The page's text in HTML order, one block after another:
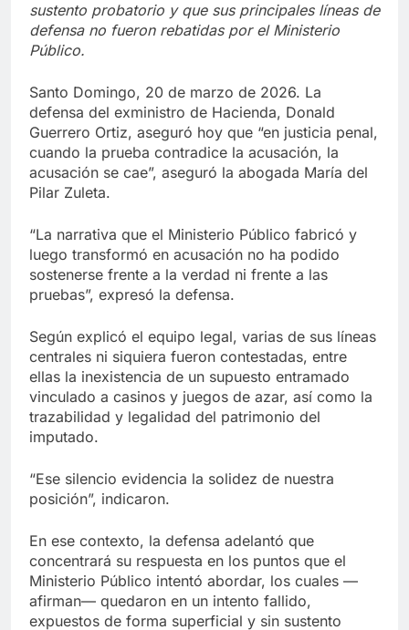
sustento probatorio y que sus principales líneas de
defensa no fueron rebatidas por el Ministerio
Público.
Santo Domingo, 20 de marzo de 2026. La
defensa del exministro de Hacienda, Donald
Guerrero Ortiz, aseguró hoy que “en justicia penal,
cuando la prueba contradice la acusación, la
acusación se cae”, aseguró la abogada María del
Pilar Zuleta.
“La narrativa que el Ministerio Público fabricó y
luego transformó en acusación no ha podido
sostenerse frente a la verdad ni frente a las
pruebas”, expresó la defensa.
Según explicó el equipo legal, varias de sus líneas
centrales ni siquiera fueron contestadas, entre
ellas la inexistencia de un supuesto entramado
vinculado a casinos y juegos de azar, así como la
trazabilidad y legalidad del patrimonio del
imputado.
“Ese silencio evidencia la solidez de nuestra
posición”, indicaron.
En ese contexto, la defensa adelantó que
concentrará su respuesta en los puntos que el
Ministerio Público intentó abordar, los cuales —
afirman— quedaron en un intento fallido,
expuestos de forma superficial y sin sustento